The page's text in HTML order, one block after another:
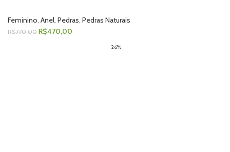
Feminino Anel Pedras Pedras Naturais
R$770,00 R$470,00
-26%